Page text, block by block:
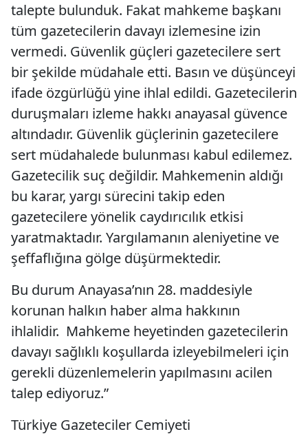
talepte bulunduk. Fakat mahkeme başkanı
tüm gazetecilerin davayı izlemesine izin
vermedi. Güvenlik güçleri gazetecilere sert
bir şekilde müdahale etti. Basın ve düşünceyi
ifade özgürlüğü yine ihlal edildi. Gazetecilerin
duruşmaları izleme hakkı anayasal güvence
altındadır. Güvenlik güçlerinin gazetecilere
sert müdahalede bulunması kabul edilemez.
Gazetecilik suç değildir. Mahkemenin aldığı
bu karar, yargı sürecini takip eden
gazetecilere yönelik caydırıcılık etkisi
yaratmaktadır. Yargılamanın aleniyetine ve
şeffaflığına gölge düşürmektedir.
Bu durum Anayasa’nın 28. maddesiyle
korunan halkın haber alma hakkının
ihlalidir. Mahkeme heyetinden gazetecilerin
davayı sağlıklı koşullarda izleyebilmeleri için
gerekli düzenlemelerin yapılmasını acilen
talep ediyoruz.”
Türkiye Gazeteciler Cemiyeti